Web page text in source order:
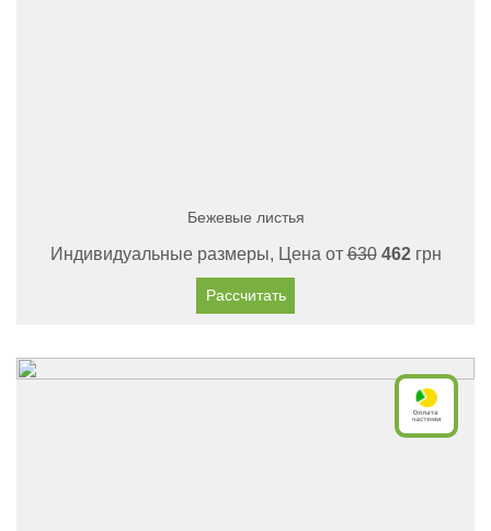
Бежевые листья
Индивидуальные размеры, Цена от630 462грн
Рассчитать